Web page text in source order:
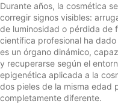
Durante años, la cosmética
corregir signos visibles:
de luminosidad o pérdida de
científica profesional ha
es un órgano dinámico,
y recuperarse según el
epigenética aplicada a la
dos pieles de la misma edad
completamente diferente.